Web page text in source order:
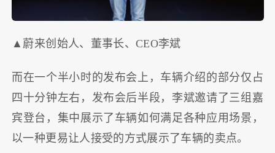
▲蔚来创始人、董事长、CEO李斌
而在一个半小时的发布会上，车辆介绍的部分仅占
四十分钟左右，发布会后半段，李斌邀请了三组嘉
宾登台，集中展示了车辆如何满足各种应用场景，
以一种更易让人接受的方式展示了车辆的卖点。